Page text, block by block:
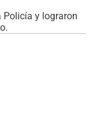
Policía y lograron